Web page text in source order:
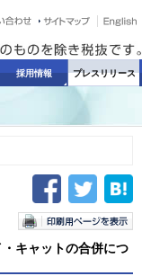
採用情報 プレスリリース
キャットの合併につ